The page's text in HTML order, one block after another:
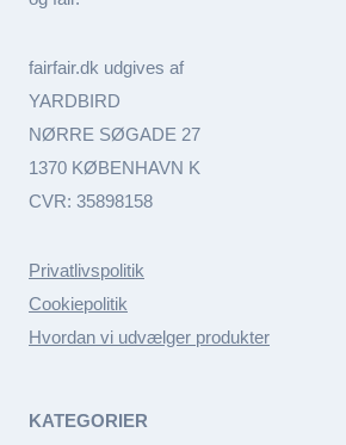
fairfair.dk udgives af
YARDBIRD
NØRRE SØGADE 27
1370 KØBENHAVN K
CVR: 35898158
Privatlivspolitik
Cookiepolitik
Hvordan vi udvælger produkter
KATEGORIER